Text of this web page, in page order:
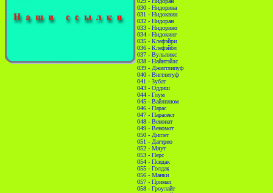
030 - Нидорина
031 - Нидоквин
032 - Нидоран
033 - Нидорино
034 - Нидокинг
035 - Клефэйри
036 - Клефэйбл
037 - Вульпикс
038 - Найнтэйлс
039 - Джигглипуф
040 - Вигглитуф
041 - Зубат
043 - Оддиш
044 - Глум
045 - Вайлплюм
046 - Парас
047 - Парасект
048 - Венонат
049 - Веномот
050 - Диглет
051 - Дагтрио
052 - Мяут
053 - Перс
054 - Псидак
055 - Голдак
056 - Манки
057 - Примап
058 - Гроулайт